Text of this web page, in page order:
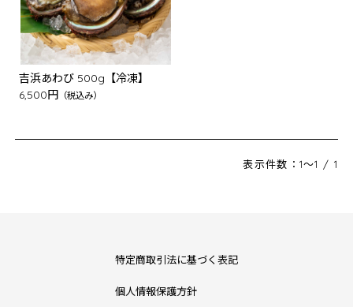
吉浜あわび 500g【冷凍】
6,500円 （税込み）
表示件数：1～1 / 1
特定商取引法に基づく表記
個人情報保護方針